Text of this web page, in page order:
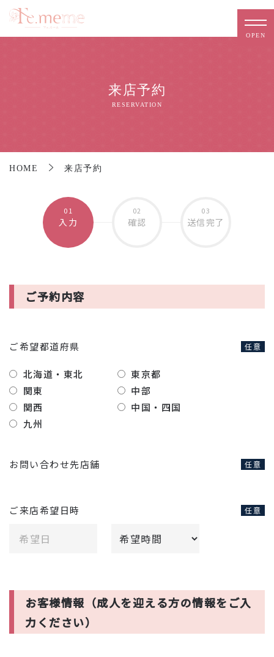
来店予約
RESERVATION
HOME 来店予約
01
入力
02
確認
03
送信完了
ご予約内容
ご希望都道府県 任意
北海道・東北
東京都
関東
中部
関西
中国・四国
九州
お問い合わせ先店舗 任意
ご来店希望日時 任意
お客様情報（成人を迎える方の情報をご入
力ください）